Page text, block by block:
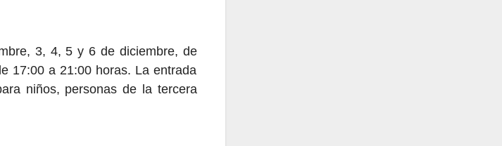
3, 4, 5 y 6 de diciembre, de
17:00 a 21:00 horas. La entrada
niños, personas de la tercera